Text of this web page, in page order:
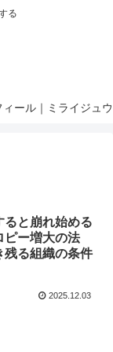
る
ール｜ミライジュウ
ると崩れ始める
ピー増大の法
残る組織の条件
2025.12.03